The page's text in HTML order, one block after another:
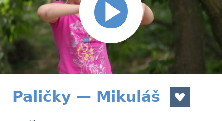
Paličky — Mikuláš